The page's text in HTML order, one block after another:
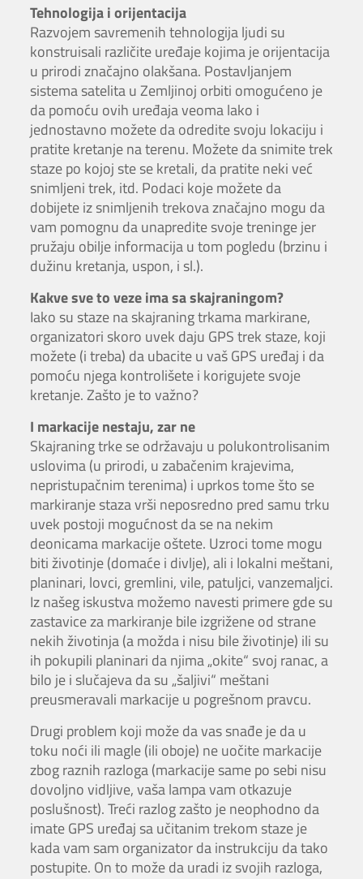
Tehnologija i orijentacija
Razvojem savremenih tehnologija ljudi su
konstruisali različite uređaje kojima je orijentacija
u prirodi značajno olakšana. Postavljanjem
sistema satelita u Zemljinoj orbiti omogućeno je
da pomoću ovih uređaja veoma lako i
jednostavno možete da odredite svoju lokaciju i
pratite kretanje na terenu. Možete da snimite trek
staze po kojoj ste se kretali, da pratite neki već
snimljeni trek, itd. Podaci koje možete da
dobijete iz snimljenih trekova značajno mogu da
vam pomognu da unapredite svoje treninge jer
pružaju obilje informacija u tom pogledu (brzinu i
dužinu kretanja, uspon, i sl.).
Kakve sve to veze ima sa skajraningom?
Iako su staze na skajraning trkama markirane,
organizatori skoro uvek daju GPS trek staze, koji
možete (i treba) da ubacite u vaš GPS uređaj i da
pomoću njega kontrolišete i korigujete svoje
kretanje. Zašto je to važno?
I markacije nestaju, zar ne
Skajraning trke se održavaju u polukontrolisanim
uslovima (u prirodi, u zabačenim krajevima,
nepristupačnim terenima) i uprkos tome što se
markiranje staza vrši neposredno pred samu trku
uvek postoji mogućnost da se na nekim
deonicama markacije oštete. Uzroci tome mogu
biti životinje (domaće i divlje), ali i lokalni meštani,
planinari, lovci, gremlini, vile, patuljci, vanzemaljci.
Iz našeg iskustva možemo navesti primere gde su
zastavice za markiranje bile izgrižene od strane
nekih životinja (a možda i nisu bile životinje) ili su
ih pokupili planinari da njima „okite“ svoj ranac, a
bilo je i slučajeva da su „šaljivi“ meštani
preusmeravali markacije u pogrešnom pravcu.
Drugi problem koji može da vas snađe je da u
toku noći ili magle (ili oboje) ne uočite markacije
zbog raznih razloga (markacije same po sebi nisu
dovoljno vidljive, vaša lampa vam otkazuje
poslušnost). Treći razlog zašto je neophodno da
imate GPS uređaj sa učitanim trekom staze je
kada vam sam organizator da instrukciju da tako
postupite. On to može da uradi iz svojih razloga,